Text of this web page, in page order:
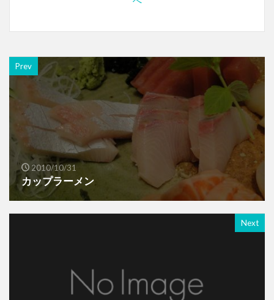
Prev
2010/10/31
カップラーメン
Next